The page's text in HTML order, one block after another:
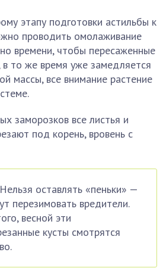
этапу подготовки астильбы к
проводить омолаживание
времени, чтобы пересаженные
в то же время уже замедляется
массы, все внимание растение
заморозков все листья и
под корень, вровень с
оставлять «пеньки» —
перезимовать вредители.
весной эти
кусты смотрятся